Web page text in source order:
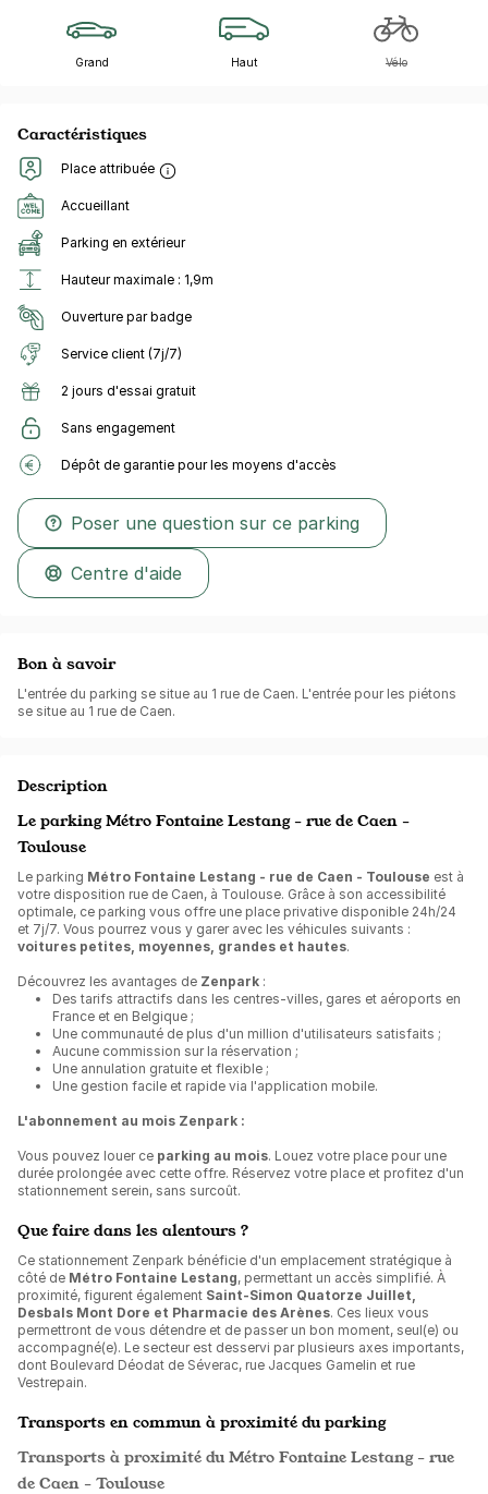
Grand Haut Vélo
Caractéristiques
Place attribuée
Accueillant
Parking en extérieur
Hauteur maximale : 1,9m
Ouverture par badge
Service client (7j/7)
2 jours d'essai gratuit
Sans engagement
Dépôt de garantie pour les moyens d'accès
Poser une question sur ce parking
Centre d'aide
Bon à savoir
L'entrée du parking se situe au 1 rue de Caen. L'entrée pour les piétons
se situe au 1 rue de Caen.
Description
Le parking Métro Fontaine Lestang - rue de Caen -
Toulouse
Le parking Métro Fontaine Lestang - rue de Caen - Toulouse est à
votre disposition rue de Caen, à Toulouse. Grâce à son accessibilité
optimale, ce parking vous offre une place privative disponible 24h/24
et 7j/7. Vous pourrez vous y garer avec les véhicules suivants :
voitures petites, moyennes, grandes et hautes.
Découvrez les avantages de Zenpark :
Des tarifs attractifs dans les centres-villes, gares et aéroports en
France et en Belgique ;
Une communauté de plus d'un million d'utilisateurs satisfaits ;
Aucune commission sur la réservation ;
Une annulation gratuite et flexible ;
Une gestion facile et rapide via l'application mobile.
L'abonnement au mois Zenpark :
Vous pouvez louer ce parking au mois. Louez votre place pour une
durée prolongée avec cette offre. Réservez votre place et profitez d'un
stationnement serein, sans surcoût.
Que faire dans les alentours ?
Ce stationnement Zenpark bénéficie d'un emplacement stratégique à
côté de Métro Fontaine Lestang, permettant un accès simplifié. À
proximité, figurent également Saint-Simon Quatorze Juillet,
Desbals Mont Dore et Pharmacie des Arènes. Ces lieux vous
permettront de vous détendre et de passer un bon moment, seul(e) ou
accompagné(e). Le secteur est desservi par plusieurs axes importants,
dont Boulevard Déodat de Séverac, rue Jacques Gamelin et rue
Vestrepain.
Transports en commun à proximité du parking
Transports à proximité du Métro Fontaine Lestang - rue
de Caen - Toulouse